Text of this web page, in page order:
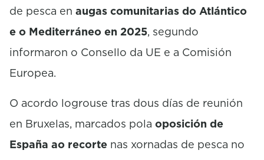
de pesca en augas comunitarias do Atlántico
e o Mediterráneo en 2025, segundo
informaron o Consello da UE e a Comisión
Europea.
O acordo logrouse tras dous días de reunión
en Bruxelas, marcados pola oposición de
España ao recorte nas xornadas de pesca no